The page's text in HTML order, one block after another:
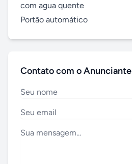
com agua quente
Portão automático
Contato com o Anunciante